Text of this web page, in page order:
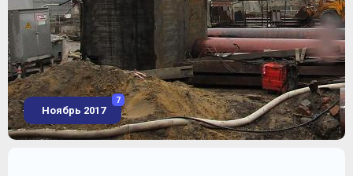
Ноябрь 2017
7